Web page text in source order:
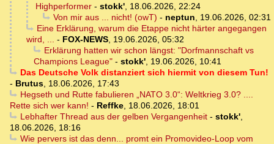
Highperformer - stokk', 18.06.2026, 22:24
Von mir aus ... nicht! (owT) - neptun, 19.06.2026, 02:31
Eine Erklärung, warum die Etappe nicht härter angegangen
wird, ... - FOX-NEWS, 19.06.2026, 05:32
Erklärung hatten wir schon längst: "Dorfmannschaft vs
Champions League" - stokk', 19.06.2026, 10:41
Das Deutsche Volk distanziert sich hiermit von diesem Tun!
- Brutus, 18.06.2026, 17:43
Hegseth und Rutte fabulieren „NATO 3.0“: Weltkrieg 3.0? ....
Rette sich wer kann! - Reffke, 18.06.2026, 18:01
Lebhafter Thread aus der gelben Vergangenheit- stokk',
18.06.2026, 18:16
Wie pervers ist das denn... promt ein Promovideo-Loop vom